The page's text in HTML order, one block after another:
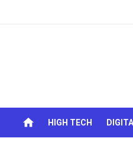
home HIGH TECH